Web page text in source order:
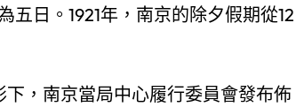
日。1921年，南京的除夕假期從12
，南京當局中心履行委員會發布佈